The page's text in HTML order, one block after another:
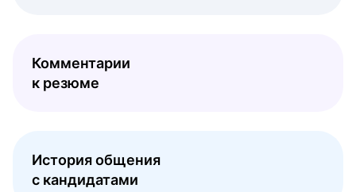
Комментарии
к резюме
История общения
с кандидатами